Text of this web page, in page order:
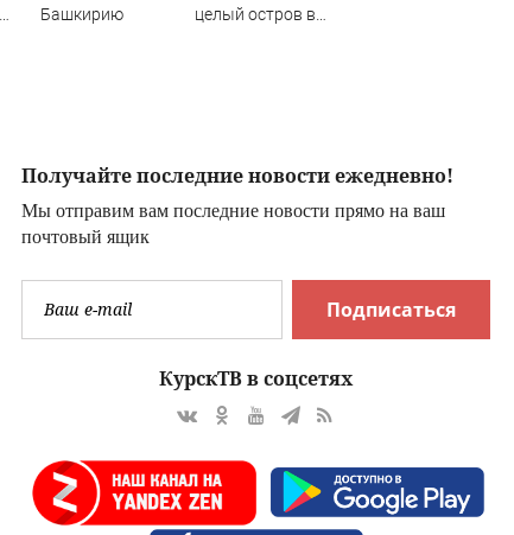
Башкирию
целый остров в
Получайте последние новости ежедневно!
Мы отправим вам последние новости прямо на ваш
почтовый ящик
Подписаться
КурскТВ в соцсетях